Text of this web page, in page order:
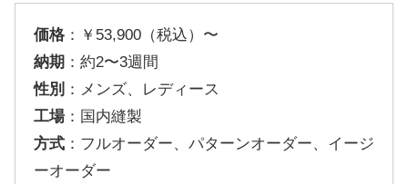
価格 ：￥53,900（税込）〜
納期 ：約2〜3週間
性別 ：メンズ、レディース
工場：国内縫製
方式 ：フルオーダー、パターンオーダー、イージ
ーオーダー